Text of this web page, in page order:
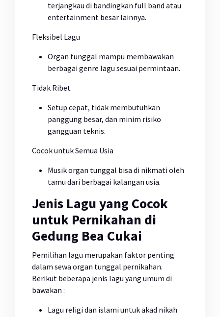
terjangkau di bandingkan full band atau
entertainment besar lainnya.
Fleksibel Lagu
Organ tunggal mampu membawakan
berbagai genre lagu sesuai permintaan.
Tidak Ribet
Setup cepat, tidak membutuhkan
panggung besar, dan minim risiko
gangguan teknis.
Cocok untuk Semua Usia
Musik organ tunggal bisa di nikmati oleh
tamu dari berbagai kalangan usia.
Jenis Lagu yang Cocok
untuk Pernikahan di
Gedung Bea Cukai
Pemilihan lagu merupakan faktor penting
dalam sewa organ tunggal pernikahan.
Berikut beberapa jenis lagu yang umum di
bawakan :
Lagu religi dan islami untuk akad nikah